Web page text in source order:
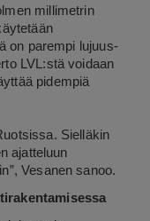
millimetrin
on parempi lujuus-
LVL:stä voidaan
pidempiä
Sielläkin
ajatteluun
Vesanen sanoo.